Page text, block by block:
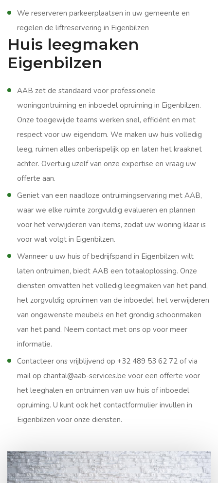
We reserveren parkeerplaatsen in uw gemeente en
regelen de liftreservering in Eigenbilzen
Huis leegmaken
Eigenbilzen
AAB zet de standaard voor professionele
woningontruiming en inboedel opruiming in Eigenbilzen.
Onze toegewijde teams werken snel, efficiënt en met
respect voor uw eigendom. We maken uw huis volledig
leeg, ruimen alles onberispelijk op en laten het kraaknet
achter. Overtuig uzelf van onze expertise en vraag uw
offerte aan.
Geniet van een naadloze ontruimingservaring met AAB,
waar we elke ruimte zorgvuldig evalueren en plannen
voor het verwijderen van items, zodat uw woning klaar is
voor wat volgt in Eigenbilzen.
Wanneer u uw huis of bedrijfspand in Eigenbilzen wilt
laten ontruimen, biedt AAB een totaaloplossing. Onze
diensten omvatten het volledig leegmaken van het pand,
het zorgvuldig opruimen van de inboedel, het verwijderen
van ongewenste meubels en het grondig schoonmaken
van het pand. Neem contact met ons op voor meer
informatie.
Contacteer ons vrijblijvend op +32 489 53 62 72 of via
mail op chantal@aab-services.be voor een offerte voor
het leeghalen en ontruimen van uw huis of inboedel
opruiming. U kunt ook het contactformulier invullen in
Eigenbilzen voor onze diensten.